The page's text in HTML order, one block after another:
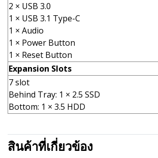
2 × USB 3.0
1 × USB 3.1 Type-C
1 × Audio
1 × Power Button
1 × Reset Button
Expansion Slots
7 slot
Behind Tray: 1 × 2.5 SSD
Bottom: 1 × 3.5 HDD
สินค้าที่เกี่ยวข้อง